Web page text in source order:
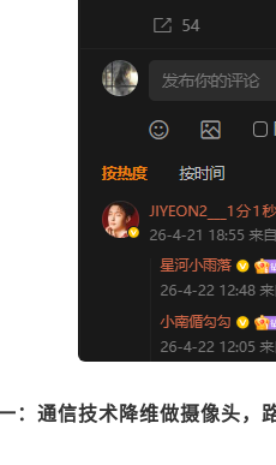
：通信技术降维做摄像头，